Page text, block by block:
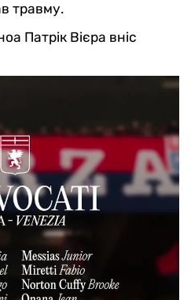
травму.
Патрік Вієра вніс